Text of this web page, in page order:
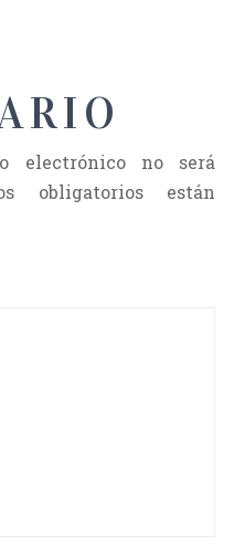
electrónico no será
obligatorios están